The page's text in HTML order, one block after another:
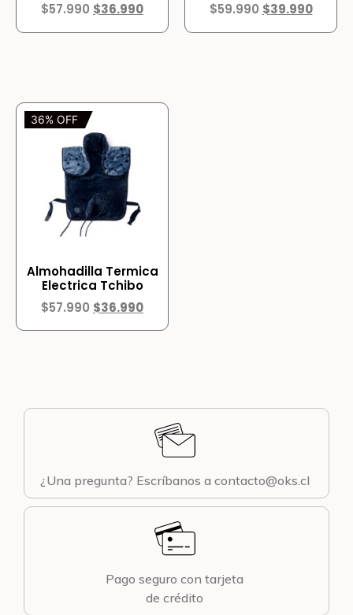
$57.990 $36.990
$59.990 $39.990
36% OFF
Almohadilla Termica
Electrica Tchibo
$57.990 $36.990
¿Una pregunta? Escríbanos a contacto@oks.cl
Pago seguro con tarjeta
de crédito